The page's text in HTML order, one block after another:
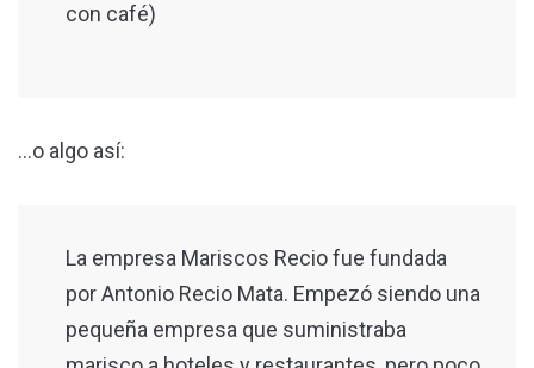
con café)
…o algo así:
La empresa Mariscos Recio fue fundada
por Antonio Recio Mata. Empezó siendo una
pequeña empresa que suministraba